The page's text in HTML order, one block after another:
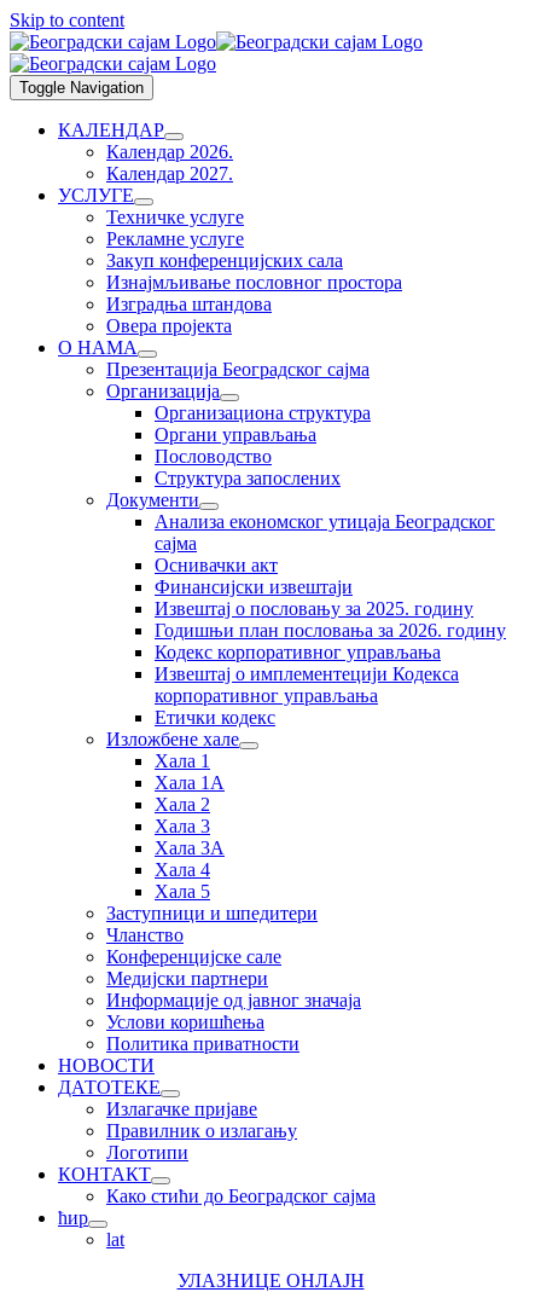
Skip to content
Toggle Navigation
КАЛЕНДАР
Календар 2026.
Календар 2027.
УСЛУГЕ
Техничке услуге
Рекламне услуге
Закуп конференцијских сала
Изнајмљивање пословног простора
Изградња штандова
Овера пројекта
О НАМА
Презентација Београдског сајма
Организација
Организациона структура
Органи управљања
Пословодство
Структура запослених
Документи
Анализа економског утицаја Београдског
сајма
Оснивачки акт
Финансијски извештаји
Извештај о пословању за 2025. годину
Годишњи план пословања за 2026. годину
Кодекс корпоративног управљања
Извештај о имплементецији Кодекса
корпоративног управљања
Етички кодекс
Изложбене хале
Хала 1
Хала 1А
Хала 2
Хала 3
Хала 3А
Хала 4
Хала 5
Заступници и шпедитери
Чланство
Конференцијске сале
Медијски партнери
Информације од јавног значаја
Услови коришћења
Политика приватности
НОВОСТИ
ДАТОТЕКЕ
Излагачке пријаве
Правилник о излагању
Логотипи
КОНТАКТ
Како стићи до Београдског сајма
ћир
lat
УЛАЗНИЦЕ ОНЛАЈН